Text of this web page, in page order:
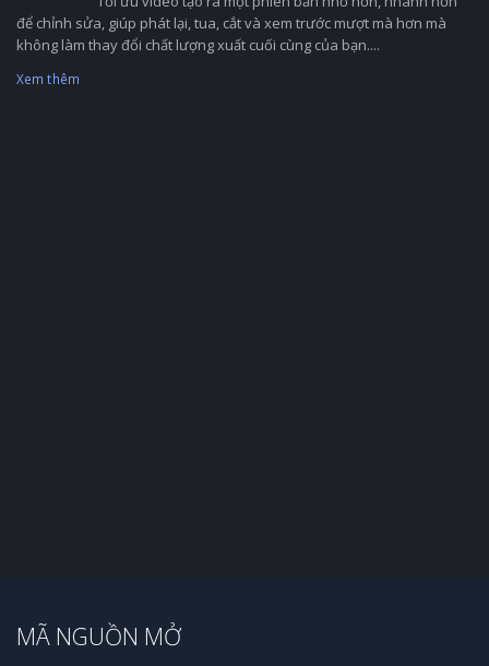
để chỉnh sửa, giúp phát lại, tua, cắt và xem trước mượt mà hơn mà
không làm thay đổi chất lượng xuất cuối cùng của bạn....
Xem thêm
MÃ NGUỒN MỞ